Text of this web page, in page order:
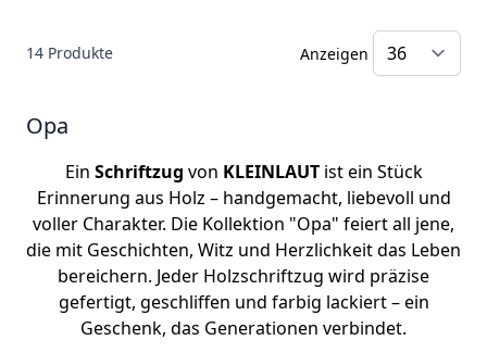
14 Produkte Anzeigen
Opa
Ein Schriftzug von KLEINLAUTist ein Stück
Erinnerung aus Holz – handgemacht, liebevoll und
voller Charakter. Die Kollektion "Opa" feiert all jene,
die mit Geschichten, Witz und Herzlichkeit das Leben
bereichern. Jeder Holzschriftzug wird präzise
gefertigt, geschliffen und farbig lackiert – ein
Geschenk, das Generationen verbindet.